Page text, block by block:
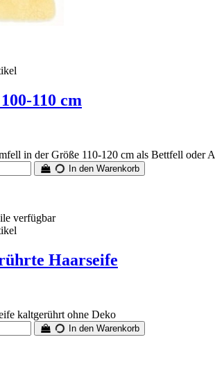
110 cm
in der Größe 110-120 cm als Bettfell oder
In den Warenkorb
verfügbar
Haarseife
kaltgerührt ohne Deko
In den Warenkorb